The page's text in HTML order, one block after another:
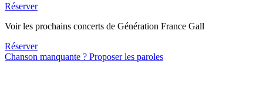
Réserver
Voir les prochains concerts de Génération France Gall
Réserver
Chanson manquante ? Proposer les paroles